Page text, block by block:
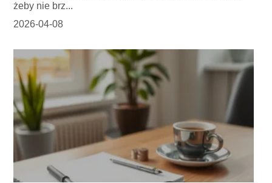
żeby nie brz...
2026-04-08